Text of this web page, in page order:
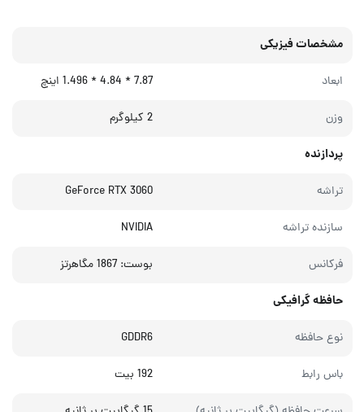
مشخصات فیزیکی
ابعاد 7.87 * 4.84 * 1.496 اینچ
وزن 2 کیلوگرم
پردازنده
تراشه GeForce RTX 3060
سازنده تراشه NVIDIA
فرکانس بوست: 1867 مگاهرتز
حافظه گرافیکی
نوع حافظه GDDR6
باس رابط 192 بیت